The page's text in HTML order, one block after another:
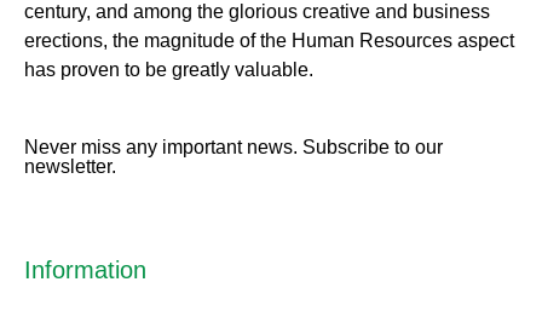
century, and among the glorious creative and business
erections, the magnitude of the Human Resources aspect
has proven to be greatly valuable.
Never miss any important news. Subscribe to our
newsletter.
Information